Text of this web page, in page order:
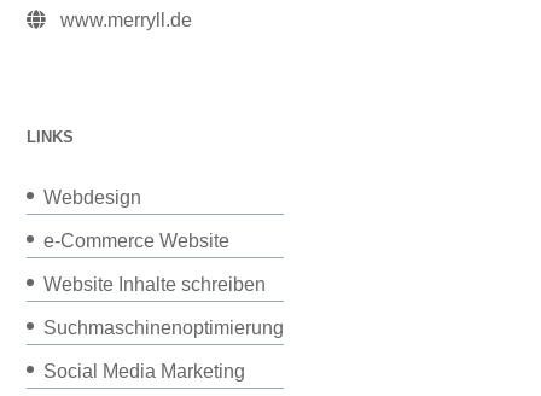
www.merryll.de
LINKS
Webdesign
e-Commerce Website
Website Inhalte schreiben
Suchmaschinenoptimierung
Social Media Marketing